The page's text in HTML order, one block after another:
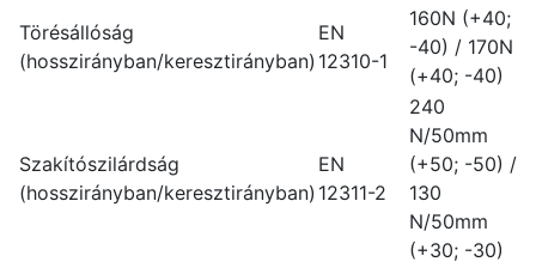
Törésállóság
(hosszirányban/keresztirányban)
EN
12310-1
160N (+40;
-40) / 170N
(+40; -40)
Szakítószilárdság
(hosszirányban/keresztirányban)
EN
12311-2
240
N/50mm
(+50; -50) /
130
N/50mm
(+30; -30)